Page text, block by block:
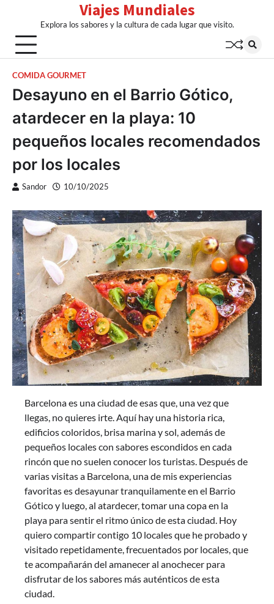
content
Viajes Mundiales
Explora los sabores y la cultura de cada lugar que visito.
COMIDA GOURMET
Desayuno en el Barrio Gótico,
atardecer en la playa: 10
pequeños locales recomendados
por los locales
Sandor 10/10/2025
Barcelona es una ciudad de esas que, una vez que
llegas, no quieres irte. Aquí hay una historia rica,
edificios coloridos, brisa marina y sol, además de
pequeños locales con sabores escondidos en cada
rincón que no suelen conocer los turistas. Después de
varias visitas a Barcelona, una de mis experiencias
favoritas es desayunar tranquilamente en el Barrio
Gótico y luego, al atardecer, tomar una copa en la
playa para sentir el ritmo único de esta ciudad. Hoy
quiero compartir contigo 10 locales que he probado y
visitado repetidamente, frecuentados por locales, que
te acompañarán del amanecer al anochecer para
disfrutar de los sabores más auténticos de esta
ciudad.